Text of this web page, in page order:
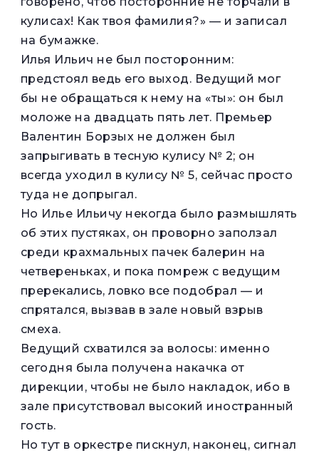
кулисах! Как твоя фамилия?» — и записал
на бумажке.
Илья Ильич не был посторонним:
предстоял ведь его выход. Ведущий мог
бы не обращаться к нему на «ты»: он был
моложе на двадцать пять лет. Премьер
Валентин Борзых не должен был
запрыгивать в тесную кулису № 2; он
всегда уходил в кулису № 5, сейчас просто
туда не допрыгал.
Но Илье Ильичу некогда было размышлять
об этих пустяках, он проворно заползал
среди крахмальных пачек балерин на
четвереньках, и пока помреж с ведущим
пререкались, ловко все подобрал — и
спрятался, вызвав в зале новый взрыв
смеха.
Ведущий схватился за волосы: именно
сегодня была получена накачка от
дирекции, чтобы не было накладок, ибо в
зале присутствовал высокий иностранный
гость.
Но тут в оркестре пискнул, наконец, сигнал